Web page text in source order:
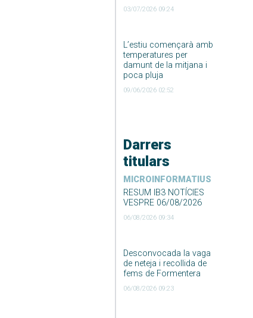
03/07/2026 09:24
L’estiu començarà amb
temperatures per
damunt de la mitjana i
poca pluja
09/06/2026 02:52
Darrers
titulars
MICROINFORMATIUS
RESUM IB3 NOTÍCIES
VESPRE 06/08/2026
06/08/2026 09:34
Desconvocada la vaga
de neteja i recollida de
fems de Formentera
06/08/2026 09:23